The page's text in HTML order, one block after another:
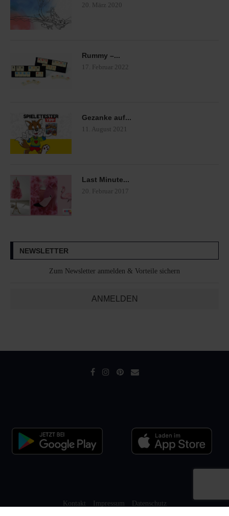
20. März 2020
Rummy –...
17. Februar 2022
Gezanke auf...
11. August 2021
Last Minute...
20. Februar 2017
NEWSLETTER
Zum Newsletter anmelden & Vorteile sichern
ANMELDEN
Kontakt Impressum Datenschutz